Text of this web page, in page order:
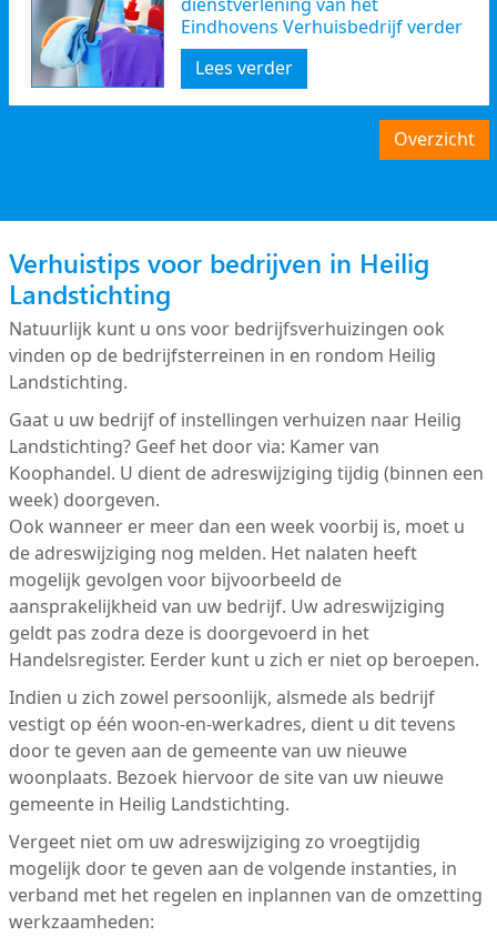
Eindhovens Verhuisbedrijf verder
uit
Lees verder
Overzicht
Verhuistips voor bedrijven in Heilig
Landstichting
Natuurlijk kunt u ons voor bedrijfsverhuizingen ook
vinden op de bedrijfsterreinen in en rondom Heilig
Landstichting.
Gaat u uw bedrijf of instellingen verhuizen naar Heilig
Landstichting? Geef het door via: Kamer van
Koophandel. U dient de adreswijziging tijdig (binnen een
week) doorgeven.
Ook wanneer er meer dan een week voorbij is, moet u
de adreswijziging nog melden. Het nalaten heeft
mogelijk gevolgen voor bijvoorbeeld de
aansprakelijkheid van uw bedrijf. Uw adreswijziging
geldt pas zodra deze is doorgevoerd in het
Handelsregister. Eerder kunt u zich er niet op beroepen.
Indien u zich zowel persoonlijk, alsmede als bedrijf
vestigt op één woon-en-werkadres, dient u dit tevens
door te geven aan de gemeente van uw nieuwe
woonplaats. Bezoek hiervoor de site van uw nieuwe
gemeente in Heilig Landstichting.
Vergeet niet om uw adreswijziging zo vroegtijdig
mogelijk door te geven aan de volgende instanties, in
verband met het regelen en inplannen van de omzetting
werkzaamheden: